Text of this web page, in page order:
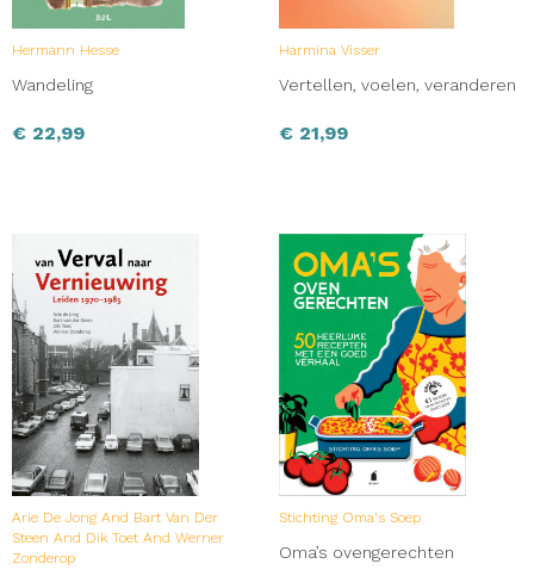
Hermann Hesse
Wandeling
€ 22,99
Harmina Visser
Vertellen, voelen, veranderen
€ 21,99
Arie De Jong And Bart Van Der
Steen And Dik Toet And Werner
Zonderop
Stichting Oma's Soep
Oma’s ovengerechten